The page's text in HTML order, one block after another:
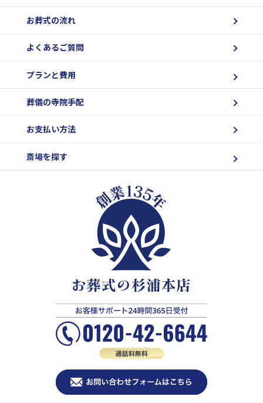
お葬式の流れ
よくあるご質問
プランと費用
葬儀の寺院手配
お支払い方法
斎場を探す